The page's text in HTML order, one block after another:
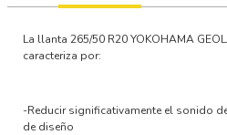
La llanta265/50 R20 YOKOHAMA
caracteriza por:
-Reducir significativamente el sonido
de diseño